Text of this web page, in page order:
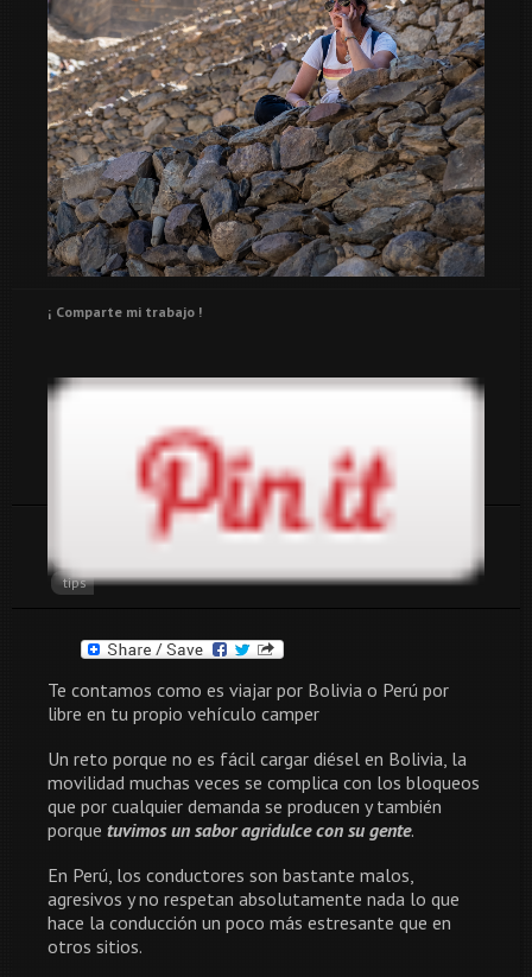
¡ Comparte mi trabajo !
bolivia overland
overlanding bolivia
tips
Te contamos como es viajar por Bolivia o Perú por
libre en tu propio vehículo camper
Un reto porque no es fácil cargar diésel en Bolivia, la
movilidad muchas veces se complica con los bloqueos
que por cualquier demanda se producen y también
porque tuvimos un sabor agridulce con su gente.
En Perú, los conductores son bastante malos,
agresivos y no respetan absolutamente nada lo que
hace la conducción un poco más estresante que en
otros sitios.